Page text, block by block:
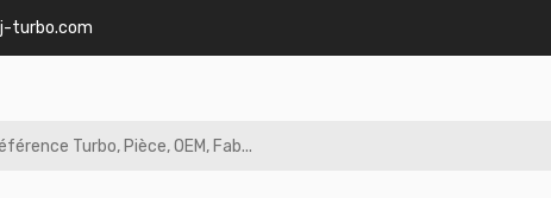
turbo.com